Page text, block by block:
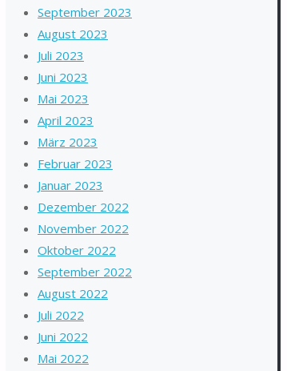
September 2023
August 2023
Juli 2023
Juni 2023
Mai 2023
April 2023
März 2023
Februar 2023
Januar 2023
Dezember 2022
November 2022
Oktober 2022
September 2022
August 2022
Juli 2022
Juni 2022
Mai 2022